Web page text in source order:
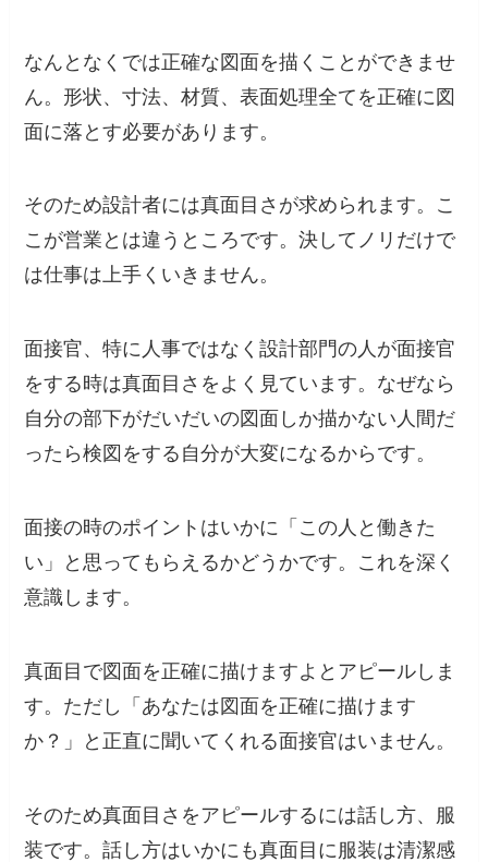
なんとなくでは正確な図面を描くことができませ
ん。形状、寸法、材質、表面処理全てを正確に図
面に落とす必要があります。
そのため設計者には真面目さが求められます。こ
こが営業とは違うところです。決してノリだけで
は仕事は上手くいきません。
面接官、特に人事ではなく設計部門の人が面接官
をする時は真面目さをよく見ています。なぜなら
自分の部下がだいだいの図面しか描かない人間だ
ったら検図をする自分が大変になるからです。
面接の時のポイントはいかに「この人と働きた
い」と思ってもらえるかどうかです。これを深く
意識します。
真面目で図面を正確に描けますよとアピールしま
す。ただし「あなたは図面を正確に描けます
か？」と正直に聞いてくれる面接官はいません。
そのため真面目さをアピールするには話し方、服
装です。話し方はいかにも真面目に服装は清潔感